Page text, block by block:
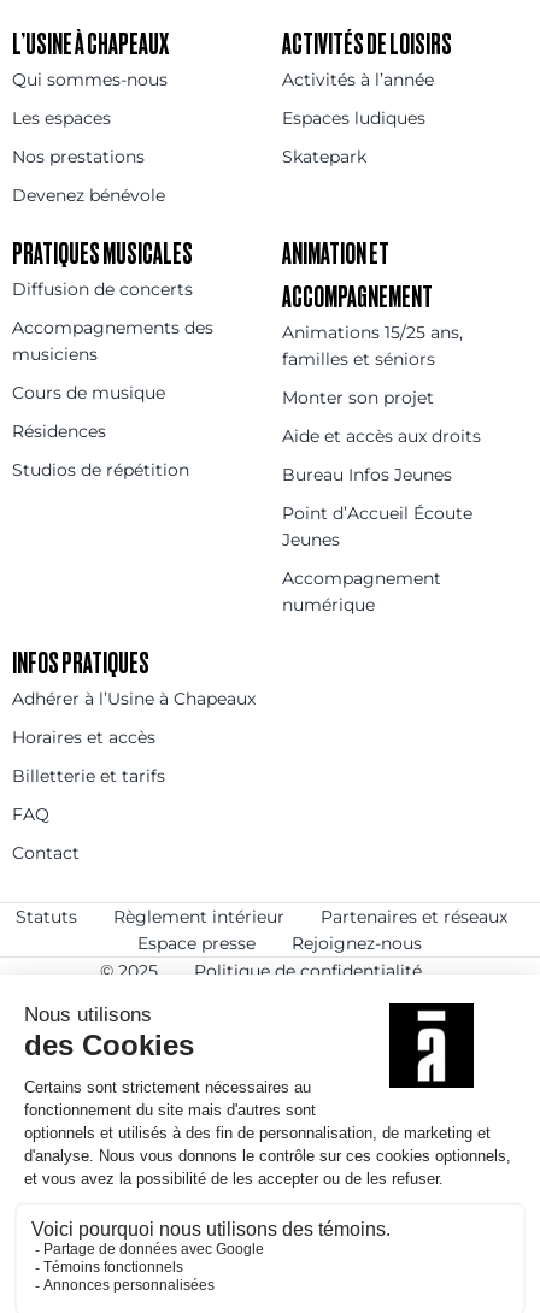
L’USINE À CHAPEAUX
Qui sommes-nous
Les espaces
Nos prestations
Devenez bénévole
ACTIVITÉS DE LOISIRS
Activités à l’année
Espaces ludiques
Skatepark
PRATIQUES MUSICALES
Diffusion de concerts
Accompagnements des
musiciens
Cours de musique
Résidences
Studios de répétition
ANIMATION ET
ACCOMPAGNEMENT
Animations 15/25 ans,
familles et séniors
Monter son projet
Aide et accès aux droits
Bureau Infos Jeunes
Point d’Accueil Écoute
Jeunes
Accompagnement
numérique
INFOS PRATIQUES
Adhérer à l’Usine à Chapeaux
Horaires et accès
Billetterie et tarifs
FAQ
Contact
Statuts Règlement intérieur
Partenaires et réseaux
Espace presse
Rejoignez-nous
© 2025
Politique de confidentialité